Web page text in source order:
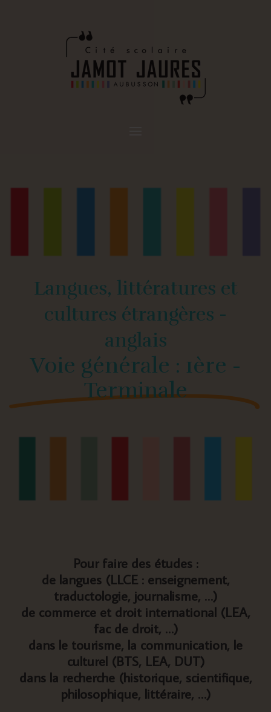
Langues, littératures et
cultures étrangères -
anglais
Voie générale : 1ère -
Terminale
Pour faire des études :
de langues (LLCE : enseignement,
traductologie, journalisme, …)
de commerce et droit international (LEA,
fac de droit, …)
dans le tourisme, la communication, le
culturel (BTS, LEA, DUT)
dans la recherche (historique, scientifique,
philosophique, littéraire, …)